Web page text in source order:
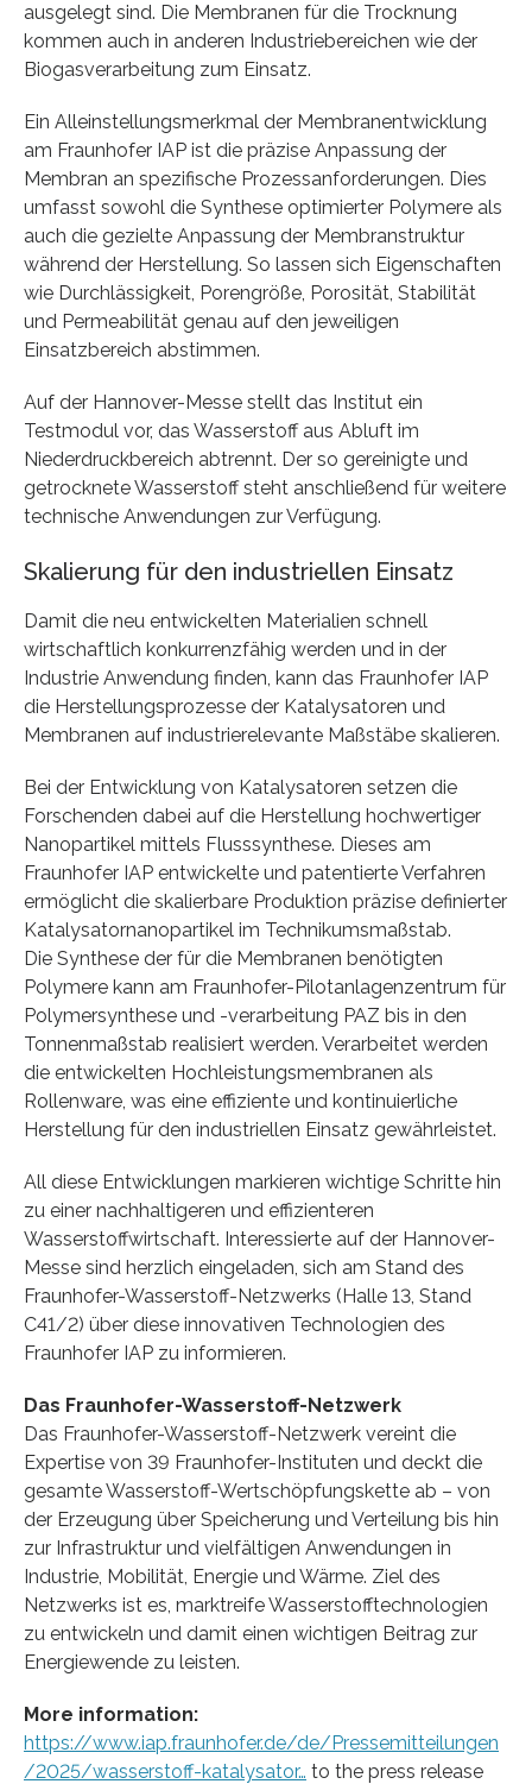
ausgelegt sind. Die Membranen für die Trocknung
kommen auch in anderen Industriebereichen wie der
Biogasverarbeitung zum Einsatz.
Ein Alleinstellungsmerkmal der Membranentwicklung
am Fraunhofer IAP ist die präzise Anpassung der
Membran an spezifische Prozessanforderungen. Dies
umfasst sowohl die Synthese optimierter Polymere als
auch die gezielte Anpassung der Membranstruktur
während der Herstellung. So lassen sich Eigenschaften
wie Durchlässigkeit, Porengröße, Porosität, Stabilität
und Permeabilität genau auf den jeweiligen
Einsatzbereich abstimmen.
Auf der Hannover-Messe stellt das Institut ein
Testmodul vor, das Wasserstoff aus Abluft im
Niederdruckbereich abtrennt. Der so gereinigte und
getrocknete Wasserstoff steht anschließend für weitere
technische Anwendungen zur Verfügung.
Skalierung für den industriellen Einsatz
Damit die neu entwickelten Materialien schnell
wirtschaftlich konkurrenzfähig werden und in der
Industrie Anwendung finden, kann das Fraunhofer IAP
die Herstellungsprozesse der Katalysatoren und
Membranen auf industrierelevante Maßstäbe skalieren.
Bei der Entwicklung von Katalysatoren setzen die
Forschenden dabei auf die Herstellung hochwertiger
Nanopartikel mittels Flusssynthese. Dieses am
Fraunhofer IAP entwickelte und patentierte Verfahren
ermöglicht die skalierbare Produktion präzise definierter
Katalysatornanopartikel im Technikumsmaßstab.
Die Synthese der für die Membranen benötigten
Polymere kann am Fraunhofer-Pilotanlagenzentrum für
Polymersynthese und -verarbeitung PAZ bis in den
Tonnenmaßstab realisiert werden. Verarbeitet werden
die entwickelten Hochleistungsmembranen als
Rollenware, was eine effiziente und kontinuierliche
Herstellung für den industriellen Einsatz gewährleistet.
All diese Entwicklungen markieren wichtige Schritte hin
zu einer nachhaltigeren und effizienteren
Wasserstoffwirtschaft. Interessierte auf der Hannover-
Messe sind herzlich eingeladen, sich am Stand des
Fraunhofer-Wasserstoff-Netzwerks (Halle 13, Stand
C41/2) über diese innovativen Technologien des
Fraunhofer IAP zu informieren.
Das Fraunhofer-Wasserstoff-Netzwerk
Das Fraunhofer-Wasserstoff-Netzwerk vereint die
Expertise von 39 Fraunhofer-Instituten und deckt die
gesamte Wasserstoff-Wertschöpfungskette ab – von
der Erzeugung über Speicherung und Verteilung bis hin
zur Infrastruktur und vielfältigen Anwendungen in
Industrie, Mobilität, Energie und Wärme. Ziel des
Netzwerks ist es, marktreife Wasserstofftechnologien
zu entwickeln und damit einen wichtigen Beitrag zur
Energiewende zu leisten.
More information:
https://www.iap.fraunhofer.de/de/Pressemitteilungen
/2025/wasserstoff-katalysator… to the press release